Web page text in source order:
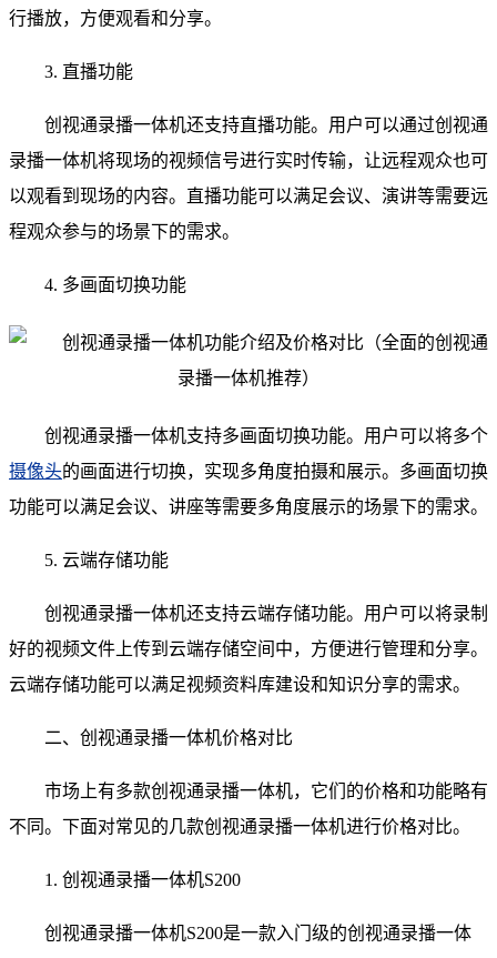
行播放，方便观看和分享。
3. 直播功能
创视通录播一体机还支持直播功能。用户可以通过创视通
录播一体机将现场的视频信号进行实时传输，让远程观众也可
以观看到现场的内容。直播功能可以满足会议、演讲等需要远
程观众参与的场景下的需求。
4. 多画面切换功能
创视通录播一体机支持多画面切换功能。用户可以将多个
摄像头的画面进行切换，实现多角度拍摄和展示。多画面切换
功能可以满足会议、讲座等需要多角度展示的场景下的需求。
5. 云端存储功能
创视通录播一体机还支持云端存储功能。用户可以将录制
好的视频文件上传到云端存储空间中，方便进行管理和分享。
云端存储功能可以满足视频资料库建设和知识分享的需求。
二、创视通录播一体机价格对比
市场上有多款创视通录播一体机，它们的价格和功能略有
不同。下面对常见的几款创视通录播一体机进行价格对比。
1. 创视通录播一体机S200
创视通录播一体机S200是一款入门级的创视通录播一体